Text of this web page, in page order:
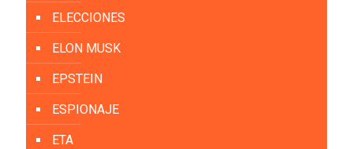
ELECCIONES
ELON MUSK
EPSTEIN
ESPIONAJE
ETA